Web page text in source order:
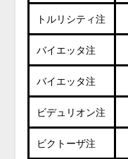
トルリシティ注
バイエッタ注
バイエッタ注
ビデュリオン注
ビクトーザ注